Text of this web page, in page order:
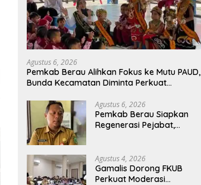
Agustus 6, 2026
Pemkab Berau Alihkan Fokus ke Mutu PAUD,
Bunda Kecamatan Diminta Perkuat
Agustus 6, 2026
Pemkab Berau Siapkan
Regenerasi Pejabat,
Agustus 4, 2026
Gamalis Dorong FKUB
Perkuat Moderasi